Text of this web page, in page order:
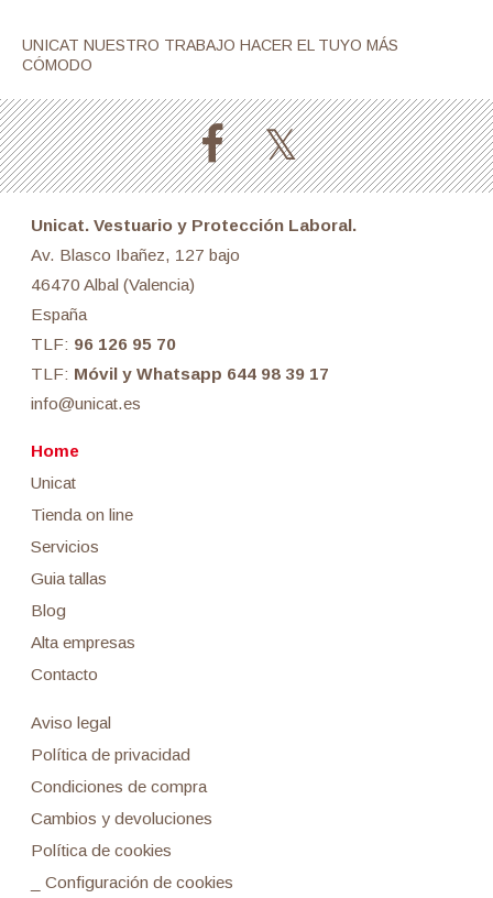
UNICAT NUESTRO TRABAJO HACER EL TUYO MÁS
CÓMODO
Unicat. Vestuario y Protección Laboral.
Av. Blasco Ibañez, 127 bajo
46470 Albal (Valencia)
España
TLF: 96 126 95 70
TLF: Móvil y Whatsapp 644 98 39 17
info@unicat.es
Home
Unicat
Tienda on line
Servicios
Guia tallas
Blog
Alta empresas
Contacto
Aviso legal
Política de privacidad
Condiciones de compra
Cambios y devoluciones
Política de cookies
_ Configuración de cookies